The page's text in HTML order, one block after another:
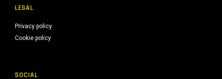
LEGAL
Privacy policy
Cookie policy
SOCIAL